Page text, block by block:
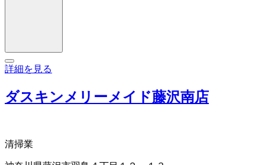
詳細を見る
ダスキンメリーメイド藤沢南店
清掃業